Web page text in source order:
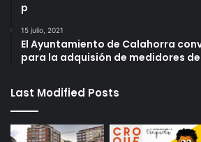
p
15 julio, 2021
El Ayuntamiento de Calahorra
para la adquisión de medidores de
Last Modified Posts